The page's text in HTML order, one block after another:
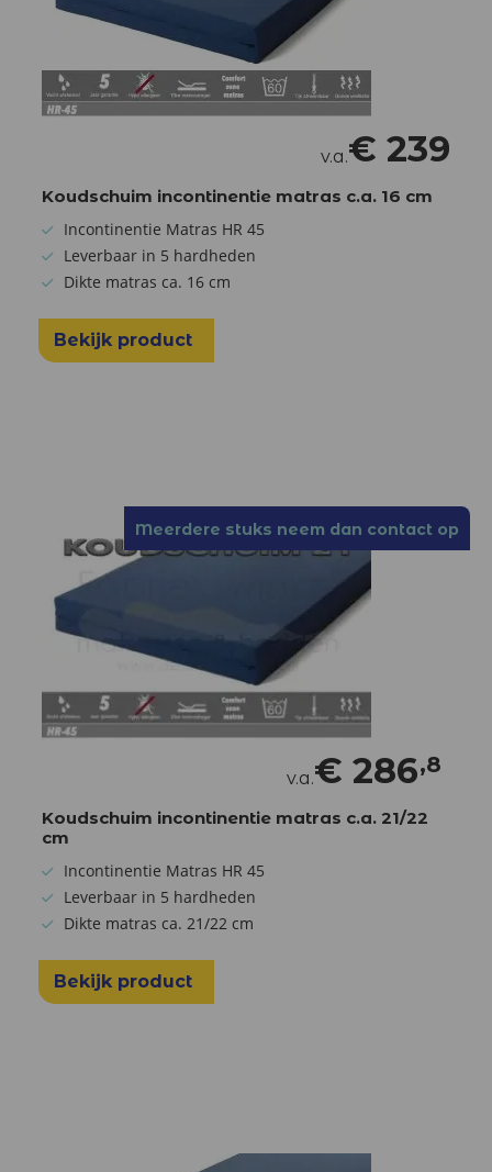
v.a.€ 239
Koudschuim incontinentie matras c.a. 16 cm
Incontinentie Matras HR 45
Leverbaar in 5 hardheden
Dikte matras ca. 16 cm
Bekijk product
Meerdere stuks neem dan contact op
v.a.€ 286,8
Koudschuim incontinentie matras c.a. 21/22
cm
Incontinentie Matras HR 45
Leverbaar in 5 hardheden
Dikte matras ca. 21/22 cm
Bekijk product